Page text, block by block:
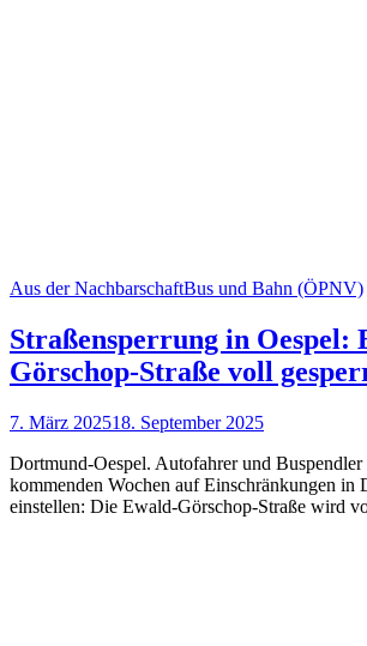
Aus der NachbarschaftBus und Bahn (ÖPNV)
Straßensperrung in Oespel:
Görschop-Straße voll
7. März 202518. September 2025
Dortmund-Oespel. Aut­ofahrer und Bus­pend­ler
kom­men­den Wo­chen auf Ein­schränk­ung­en in
ein­stell­en: Die Ewald-Görschop-Straße wird